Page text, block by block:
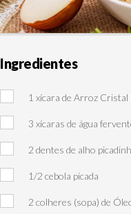
Ingredientes
1 xícara de Arroz
3 xícaras de água
2 dentes de alho
1/2 cebola picada
2 colheres (sopa) de